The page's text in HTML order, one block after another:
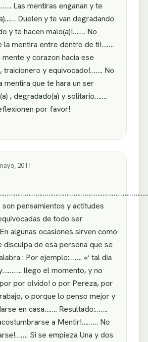
Las mentiras enganan y te
Duelen y te van degradando
y te hacen malo(a)!……. No
la mentira entre dentro de ti!…….
mente y corazon hacia ese
traicionero y equivocado!……. No
mentira que te hara un ser
, degradado(a) y solitario…….
por favor!
2011
son pensamientos y actitudes
de todo ser
algunas ocasiones sirven como
disculpa de esa persona que se
: Por ejemplo:……. «‘ tal dia
llego el momento, y no
por olvido! o por Pereza, por
o porque lo penso mejor y
en casa……. Resultado:…….
a Mentir!……… No
Si se empieza Una y dos